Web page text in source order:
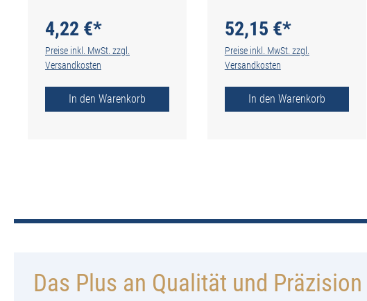
4,22 €*
Preise inkl. MwSt. zzgl.
Versandkosten
In den Warenkorb
52,15 €*
Preise inkl. MwSt. zzgl.
Versandkosten
In den Warenkorb
Das Plus an Qualität und Präzision